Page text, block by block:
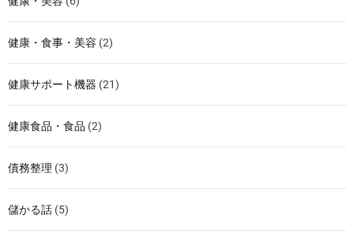
健康・食事・美容 (2)
健康サポート機器 (21)
健康食品・食品 (2)
債務整理 (3)
儲かる話 (5)